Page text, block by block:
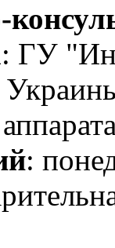
: ГУ
: